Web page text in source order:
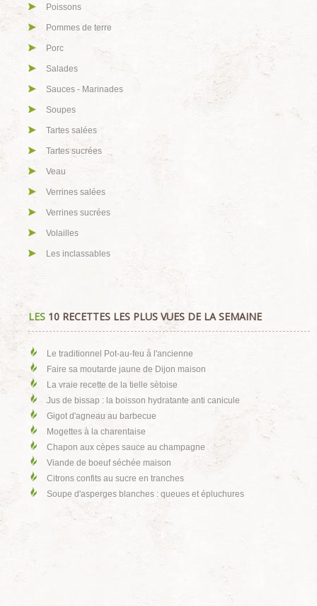
Poissons
Pommes de terre
Porc
Salades
Sauces - Marinades
Soupes
Tartes salées
Tartes sucrées
Veau
Verrines salées
Verrines sucrées
Volailles
Les inclassables
LES 10 RECETTES LES PLUS VUES DE LA SEMAINE
Le traditionnel Pot-au-feu à l'ancienne
Faire sa moutarde jaune de Dijon maison
La vraie recette de la tielle sètoise
Jus de bissap : la boisson hydratante anti canicule
Gigot d'agneau au barbecue
Mogettes à la charentaise
Chapon aux cèpes sauce au champagne
Viande de boeuf séchée maison
Citrons confits au sucre en tranches
Soupe d'asperges blanches : queues et épluchures